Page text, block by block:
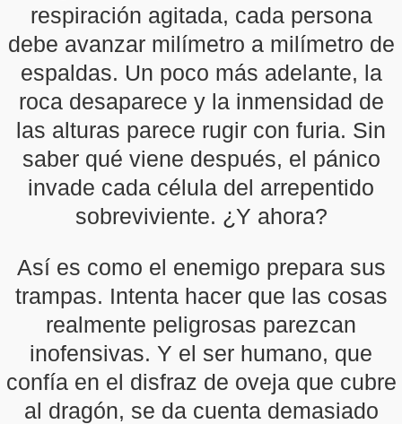
respiración agitada, cada persona
debe avanzar milímetro a milímetro de
espaldas. Un poco más adelante, la
roca desaparece y la inmensidad de
las alturas parece rugir con furia. Sin
saber qué viene después, el pánico
invade cada célula del arrepentido
sobreviviente. ¿Y ahora?
Así es como el enemigo prepara sus
trampas. Intenta hacer que las cosas
realmente peligrosas parezcan
inofensivas. Y el ser humano, que
confía en el disfraz de oveja que cubre
al dragón, se da cuenta demasiado